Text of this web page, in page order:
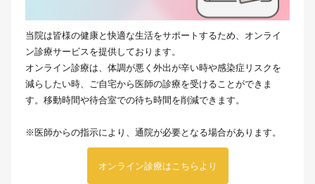
当院は皆様の健康と快適な生活をサポートするため、オンライ
ン診療サービスを提供しております。
オンライン診療は、体調が悪く外出が辛い時や感染症リスクを
減らしたい時、ご自宅から医師の診療を受けることができま
す。移動時間や待合室での待ち時間を削減できます。
※医師からの指示により、通院が必要となる場合があります。
オンライン診療はこちらより